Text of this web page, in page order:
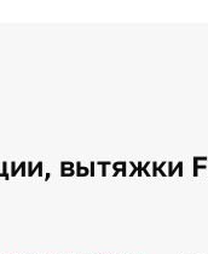
вытяжки